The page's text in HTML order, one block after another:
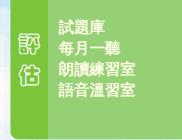
試題庫
每月一聽
朗讀練習室
語音溫習室